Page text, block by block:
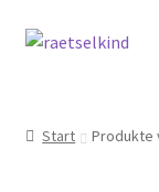
Zur
Zum
Start Produkte